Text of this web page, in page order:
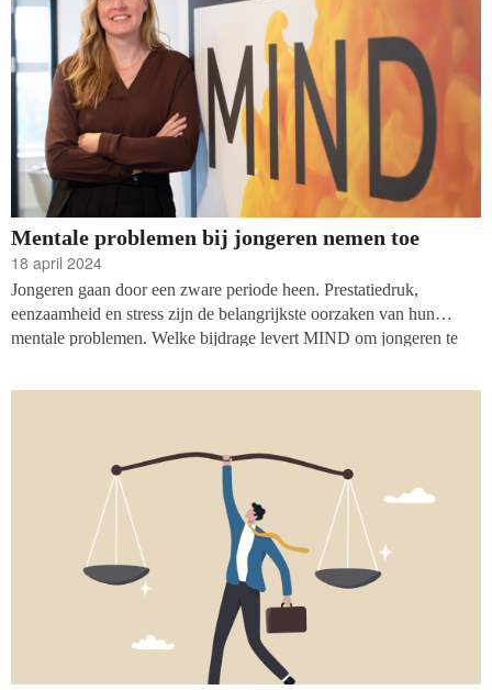
Mentale problemen bij jongeren nemen toe
18 april 2024
Jongeren gaan door een zware periode heen. Prestatiedruk,
eenzaamheid en stress zijn de belangrijkste oorzaken van hun
mentale problemen. Welke bijdrage levert MIND om jongeren te
gaan met de kersverse directeur-bestuurder Dienke Bos.